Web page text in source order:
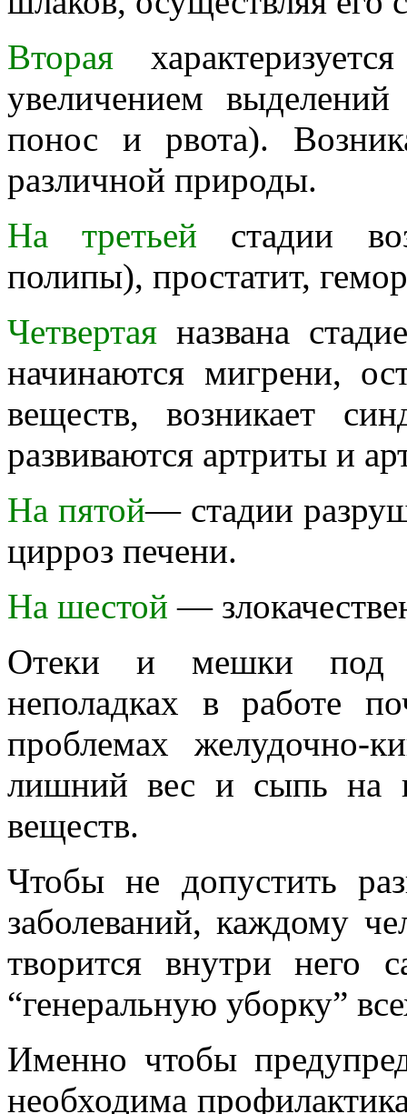
Вторая
увеличением
понос и рвота).
различной природы.
На третьей стадии
полипы), простатит,
Четвертая названа
начинаются мигрени,
веществ, возникает
развиваются артриты и
На пятой— стадии
цирроз печени.
На шестой —
Отеки и мешки под
неполадках в работе
проблемах желудочно-
лишний вес и сыпь на
веществ.
Чтобы не допустить
заболеваний, каждому
творится внутри него
“генеральную уборку”
Именно чтобы
необходима